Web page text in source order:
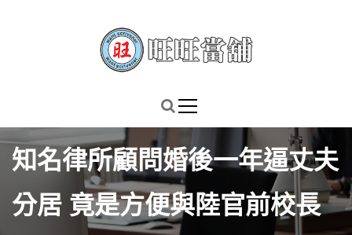
知名律所顧問婚後一年逼丈夫
分居 竟是方便與陸官前校長